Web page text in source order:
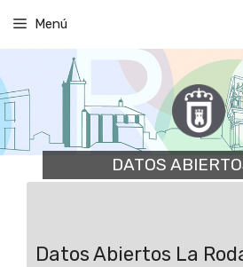
contenido
Menú
DATOS
Datos Abiertos La